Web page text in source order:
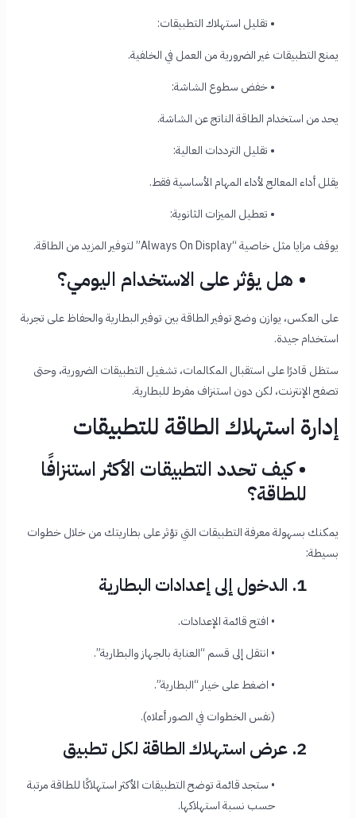
• تقليل استهلاك التطبيقات:
يمنع التطبيقات غير الضرورية من العمل في الخلفية.
•خفض سطوع الشاشة:
يحد من استخدام الطاقة الناتج عن الشاشة.
• تقليل الترددات العالية:
يقلل أداء المعالج لأداء المهام الأساسية فقط.
• تعطيل الميزات الثانوية:
يوقف مزايا مثل خاصية “Always On Display” لتوفير المزيد من الطاقة.
• هل يؤثر على الاستخدام اليومي؟
على العكس، يوازن وضع توفير الطاقة بين توفير البطارية والحفاظ على تجربة
استخدام جيدة.
ستظل قادرًا على استقبال المكالمات، تشغيل التطبيقات الضرورية، وحتى
تصفح الإنترنت، لكن دون استنزاف مفرط للبطارية.
إدارة استهلاك الطاقة للتطبيقات
• كيف تحدد التطبيقات الأكثر استنزافًا
للطاقة؟
يمكنك بسهولة معرفة التطبيقات التي تؤثر على بطاريتك من خلال خطوات
بسيطة:
1. الدخول إلى إعدادات البطارية
• افتح قائمة الإعدادات.
• انتقل إلى قسم “العناية بالجهاز والبطارية”.
• اضغط على خيار “البطارية”.
(نفس الخطوات في الصور أعلاه).
2. عرض استهلاك الطاقة لكل تطبيق
• ستجد قائمة توضح التطبيقات الأكثر استهلاكًا للطاقة مرتبة
حسب نسبة استهلاكها.